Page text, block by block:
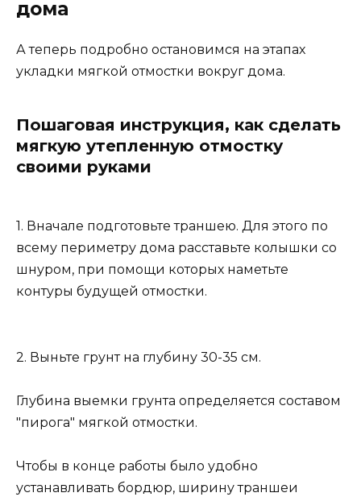
дома
А теперь подробно остановимся на этапах
укладки мягкой отмостки вокруг дома.
Пошаговая инструкция, как сделать
мягкую утепленную отмостку
своими руками
1. Вначале подготовьте траншею. Для этого по
всему периметру дома расставьте колышки со
шнуром, при помощи которых наметьте
контуры будущей отмостки.
2. Выньте грунт на глубину 30-35 см.
Глубина выемки грунта определяется составом
"пирога" мягкой отмостки.
Чтобы в конце работы было удобно
устанавливать бордюр, ширину траншеи